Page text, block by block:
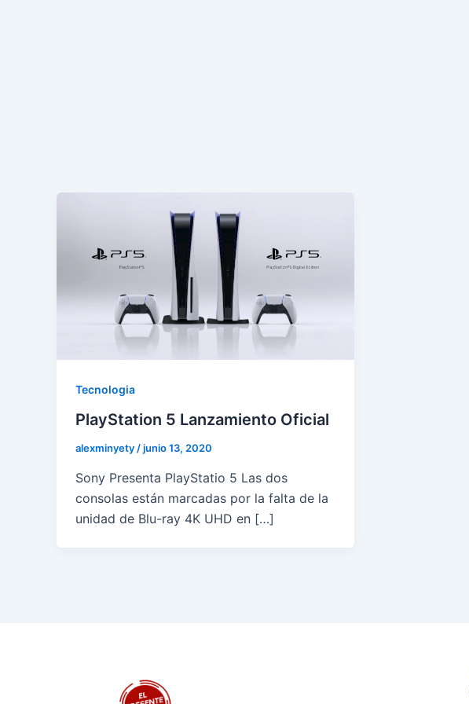
Tecnologia
PlayStation 5 Lanzamiento Oficial
alexminyety/junio 13, 2020
Sony Presenta PlayStatio 5 Las dos
consolas están marcadas por la falta de la
unidad de Blu-ray 4K UHD en […]